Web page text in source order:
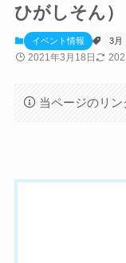
ひがしそん）
イベント情報 3月
2021年3月18日
当ページのリン